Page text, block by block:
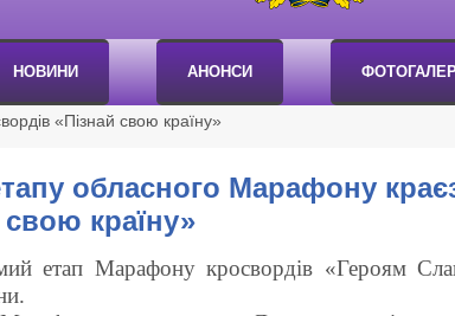
НОВИНИ АНОНСИ
«Пізнай свою країну»
обласного Марафону
свою країну»
етап Марафону кросвордів «Героям